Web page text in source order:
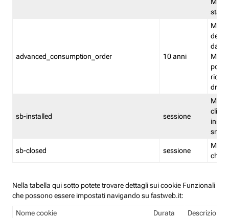
stato
advanced_consumption_order 10 anni
delle
sb-installed sessione
sb-closed sessione
Nella tabella qui sotto potete trovare dettagli sui cookie Funzionali
che possono essere impostati navigando su fastweb.it:
Nome cookie Durata Descrizione